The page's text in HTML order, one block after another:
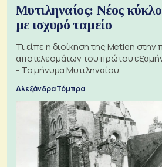
Μυτιληναίος: Νέος
με ισχυρό ταμείο
Τι είπε η διοίκηση της Metlen
αποτελεσμάτων του πρώτου
- Το μήνυμα Μυτιληναίου
Αλεξάνδρα Τόμπρα